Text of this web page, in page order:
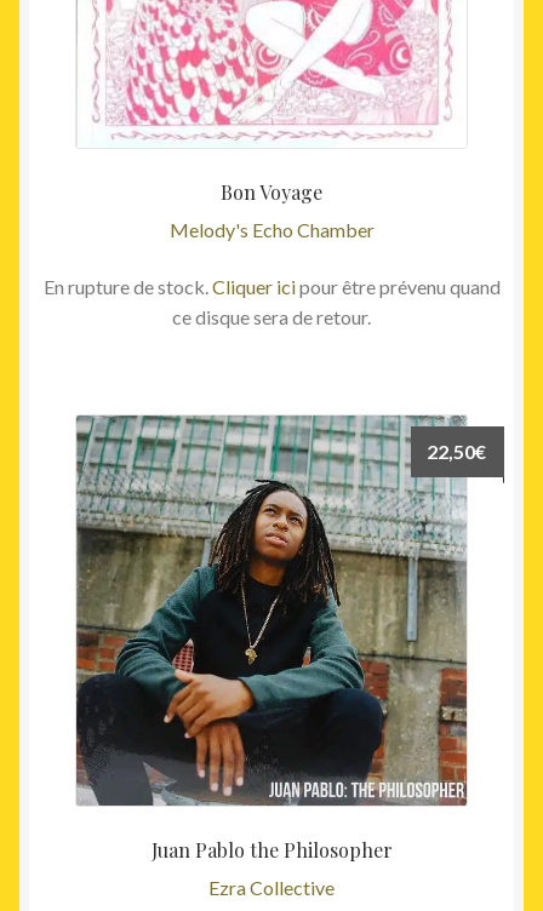
Bon Voyage
Melody's Echo Chamber
En rupture de stock.Cliquer icipour être prévenu quand
ce disque sera de retour.
Juan Pablo the Philosopher
Ezra Collective
22,50€